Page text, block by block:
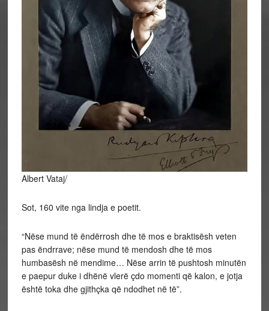
Albert Vataj/
Sot, 160 vite nga lindja e poetit.
“Nëse mund të ëndërrosh dhe të mos e braktisësh veten
pas ëndrrave; nëse mund të mendosh dhe të mos
humbasësh në mendime… Nëse arrin të pushtosh minutën
e paepur duke i dhënë vlerë çdo momenti që kalon, e jotja
është toka dhe gjithçka që ndodhet në të”.